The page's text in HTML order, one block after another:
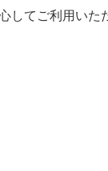
てご利用いた